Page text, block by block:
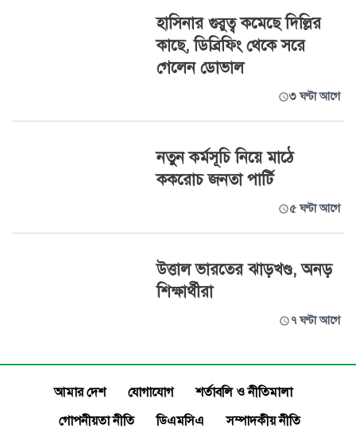
হাসিনার গুরুত্ব কমেছে দিল্লির
কাছে, ডিব্রিফিং থেকে সরে
গেলেন ডোভাল
৩ ঘণ্টা আগে
নতুন কর্মসূচি নিয়ে মাঠে
ককরোচ জনতা পার্টি
৫ ঘণ্টা আগে
উত্তাল ভারতের ঝাড়খণ্ড, অনড়
শিক্ষার্থীরা
৭ ঘণ্টা আগে
আমার দেশ যোগাযোগ
শর্তাবলি ও নীতিমালা
গোপনীয়তা নীতি
ডিএমসিএ সম্পাদকীয় নীতি